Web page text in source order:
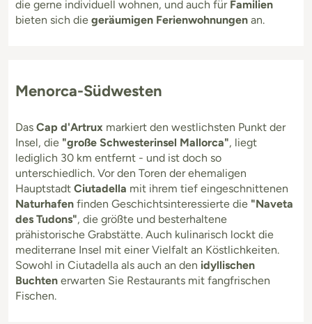
die gerne individuell wohnen, und auch für Familien
bieten sich die geräumigen Ferienwohnungen an.
Menorca-Südwesten
Das Cap d'Artrux markiert den westlichsten Punkt der
Insel, die "große Schwesterinsel Mallorca", liegt
lediglich 30 km entfernt - und ist doch so
unterschiedlich. Vor den Toren der ehemaligen
Hauptstadt Ciutadella mit ihrem tief eingeschnittenen
Naturhafen finden Geschichtsinteressierte die "Naveta
des Tudons", die größte und besterhaltene
prähistorische Grabstätte. Auch kulinarisch lockt die
mediterrane Insel mit einer Vielfalt an Köstlichkeiten.
Sowohl in Ciutadella als auch an den idyllischen
Buchten erwarten Sie Restaurants mit fangfrischen
Fischen.